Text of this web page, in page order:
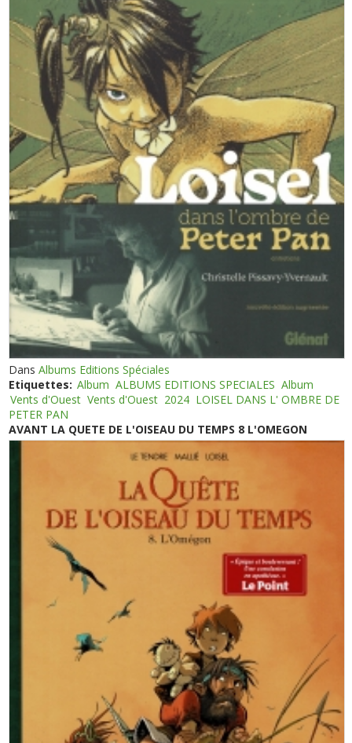
DansAlbums Editions Spéciales
Etiquettes: Album ALBUMS EDITIONS SPECIALES Album
Vents d'Ouest Vents d'Ouest 2024 LOISEL DANS L' OMBRE DE
PETER PAN
AVANT LA QUETE DE L'OISEAU DU TEMPS 8 L'OMEGON